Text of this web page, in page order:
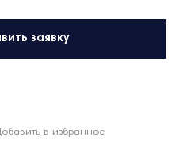
заявку
в избранное